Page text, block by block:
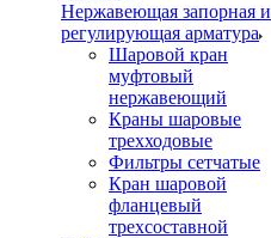
Нержавеющая запорная и
регулирующая арматура
Шаровой кран
муфтовый
нержавеющий
Краны шаровые
трехходовые
Фильтры сетчатые
Кран шаровой
фланцевый
трехсоставной